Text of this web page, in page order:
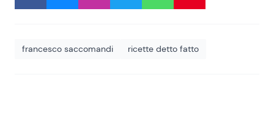
francesco saccomandi ricette detto fatto